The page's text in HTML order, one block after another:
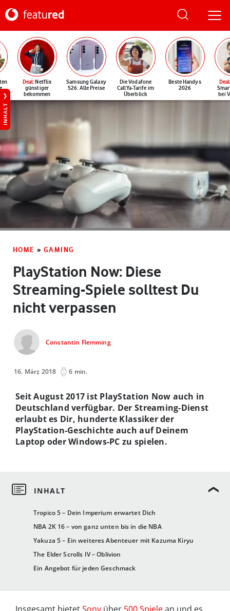
Deal: Netflix
günstiger
bekommen
Samsung Galaxy
S26: Alle Preise
Die Vodafone
CallYa-Tarife im
Überblick
Beste Handys
2026
Deal
bei
INHALT
HOME » GAMING
PlayStation Now: Diese
Streaming-Spiele solltest Du
nicht verpassen
Constantin Flemming
16. März 2018 6 min.
Tropico 5 – Dein Imperium erwartet Dich
NBA 2K 16 – von ganz unten bis in die NBA
Yakuza 5 – Ein weiteres Abenteuer mit Kazuma Kiryu
The Elder Scrolls IV – Oblivion
Ein Angebot für jeden Geschmack
Seit August 2017 ist PlayStation Now auch in
Deutschland verfügbar. Der Streaming-Dienst
erlaubt es Dir, hunderte Klassiker der
PlayStation-Geschichte auch auf Deinem
Laptop oder Windows-PC zu spielen.